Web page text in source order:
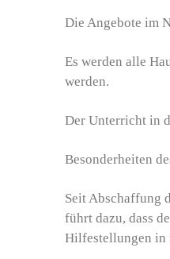
Die Angebote im
Es werden alle
werden.
Der Unterricht in
Besonderheiten
Seit Abschaffung
führt dazu, dass
Hilfestellungen in